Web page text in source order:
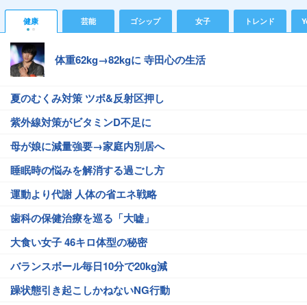
健康 芸能 ゴシップ 女子 トレンド
体重62kg→82kgに 寺田心の生活
夏のむくみ対策 ツボ&反射区押し
紫外線対策がビタミンD不足に
母が娘に減量強要→家庭内別居へ
睡眠時の悩みを解消する過ごし方
運動より代謝 人体の省エネ戦略
歯科の保健治療を巡る「大嘘」
大食い女子 46キロ体型の秘密
バランスボール毎日10分で20kg減
躁状態引き起こしかねないNG行動